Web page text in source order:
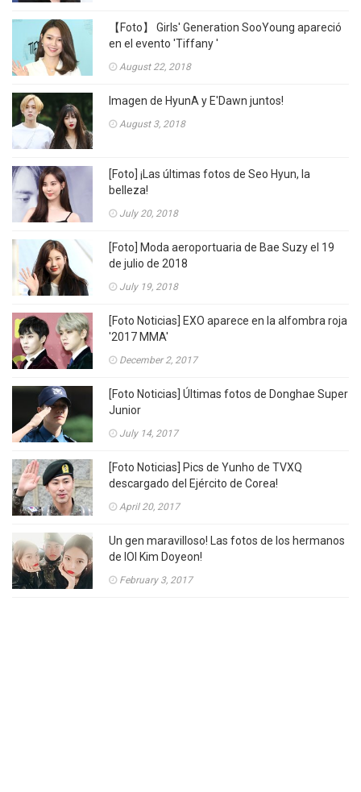
【Foto】 Girls' Generation SooYoung apareció
en el evento 'Tiffany '
August 22, 2018
Imagen de HyunA y E'Dawn juntos!
August 3, 2018
[Foto] ¡Las últimas fotos de Seo Hyun, la
belleza!
July 20, 2018
[Foto] Moda aeroportuaria de Bae Suzy el 19
de julio de 2018
July 19, 2018
[Foto Noticias] EXO aparece en la alfombra roja
'2017 MMA'
December 2, 2017
[Foto Noticias] Últimas fotos de Donghae Super
Junior
July 14, 2017
[Foto Noticias] Pics de Yunho de TVXQ
descargado del Ejército de Corea!
April 20, 2017
Un gen maravilloso! Las fotos de los hermanos
de IOI Kim Doyeon!
February 3, 2017